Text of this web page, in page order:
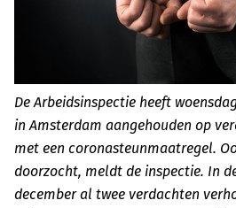
De Arbeidsinspectie heeft
in Amsterdam aangehouden op
met een coronasteunmaatregel.
doorzocht, meldt de inspectie. In
december al twee verdachten